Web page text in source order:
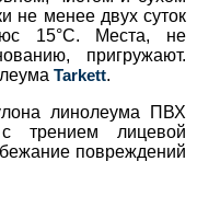
не менее двух суток
15°С. Места, не
пригружают.
Tarkett.
линолеума ПВХ
с трением лицевой
повреждений